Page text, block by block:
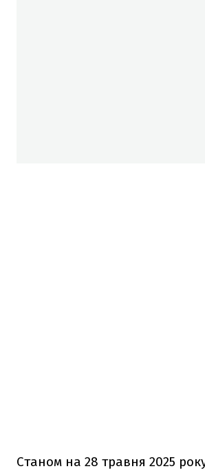
Станом на 28 травня 2025